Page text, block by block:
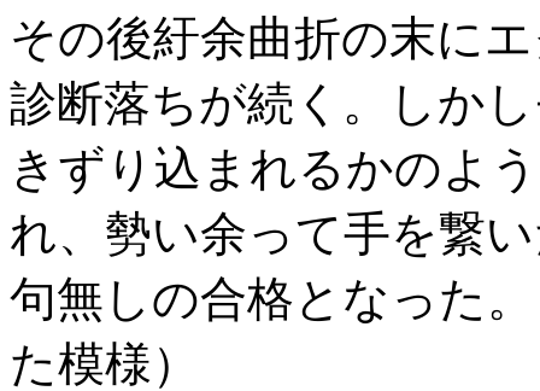
その後紆余曲折の末に
診断落ちが続く。しか
きずり込まれるかのよ
れ、勢い余って手を繋
句無しの合格となった
た模様）